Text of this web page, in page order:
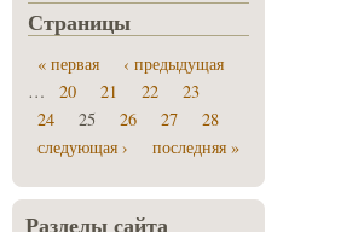
Страницы
« первая
‹ предыдущая
…
20 21 22
23
24
25 26 27
28
следующая ›
последняя »
Разделы сайта